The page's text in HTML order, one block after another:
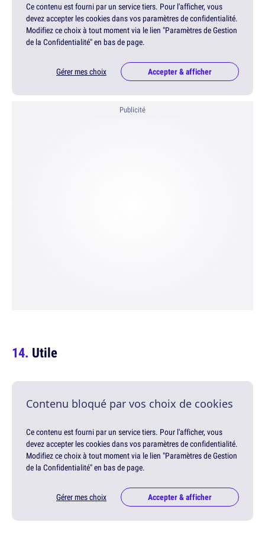
Ce contenu est fourni par un service tiers. Pour l'afficher, vous
devez accepter les cookies dans vos paramètres de confidentialité.
Modifiez ce choix à tout moment via le lien "Paramètres de Gestion
de la Confidentialité" en bas de page.
Gérer mes choix Accepter & afficher
Publicité
Utile
Contenu bloqué par vos choix de cookies
Ce contenu est fourni par un service tiers. Pour l'afficher, vous
devez accepter les cookies dans vos paramètres de confidentialité.
Modifiez ce choix à tout moment via le lien "Paramètres de Gestion
de la Confidentialité" en bas de page.
Gérer mes choix Accepter & afficher